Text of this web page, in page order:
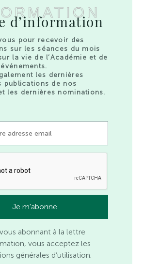
d’information
pour recevoir des
sur les séances du mois
la vie de l’Académie et de
les dernières
publications de nos
les dernières nominations.
abonnant à la lettre
vous acceptez les
générales d’utilisation.